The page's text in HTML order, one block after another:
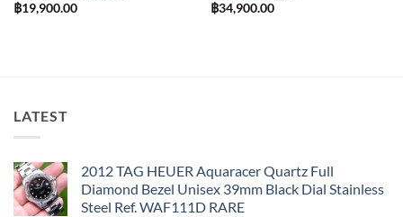
฿19,900.00
฿34,900.00
LATEST
2012 TAG HEUER Aquaracer Quartz Full
Diamond Bezel Unisex 39mm Black Dial Stainless
Steel Ref. WAF111D RARE